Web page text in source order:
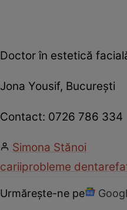
Doctor în estetică
Jona Yousif, Bucureşti
Contact: 0726 786 334
Simona Stănoi
cariiprobleme dentare
Urmărește-ne pe